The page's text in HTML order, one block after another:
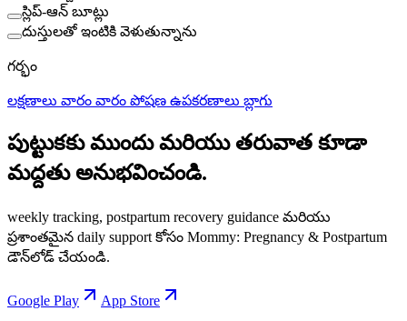
స్లిప్-ఆన్ బూట్లు
దుస్తులతో ఇంటికి వెళుతున్నాను
గర్భం
లక్షణాలు వారం వారం పోషణ ఉపకరణాలు బ్లాగు
పుట్టుకకు ముందు మరియు తరువాత కూడా
మద్దతు అనుభవించండి.
weekly tracking, postpartum recovery guidance మరియు
ప్రశాంతమైన daily support కోసం Mommy: Pregnancy & Postpartum
డౌన్‌లోడ్ చేయండి.
Google Play
App Store